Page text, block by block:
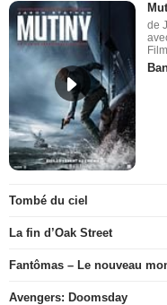
de
Tombé du ciel
La fin d’Oak Street
Fantômas – Le nouveau
Avengers: Doomsday